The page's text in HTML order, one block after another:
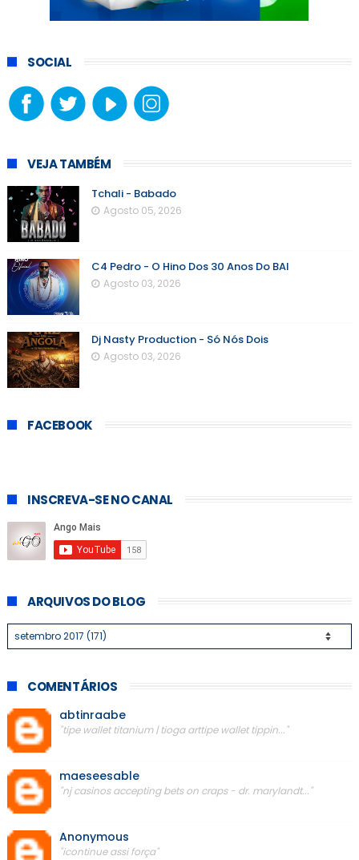
SOCIAL
VEJA TAMBÉM
Tchali - Babado
Agosto 05, 2026
C4 Pedro - O Hino Dos 30 Anos Do BAI
Agosto 03, 2026
Dj Nasty Production - Só Nós Dois
Agosto 03, 2026
FACEBOOK
INSCREVA-SE NO CANAL
ARQUIVOS DO BLOG
COMENTÁRIOS
abtinraabe
"tipe wallet titanium | tioga arttipe wallet tippin..."
maeseesable
"nj casinos accepting bets on craps - dr. marylandt..."
Anonymous
"icontinue assi força"